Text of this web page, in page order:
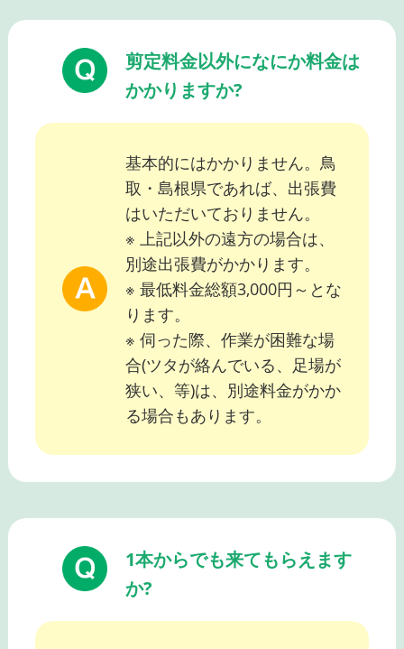
剪定料金以外になにか料金は
かかりますか?
基本的にはかかりません。鳥
取・島根県であれば、出張費
はいただいておりません。
※ 上記以外の遠方の場合は、
別途出張費がかかります。
※ 最低料金総額3,000円～とな
ります。
※ 伺った際、作業が困難な場
合(ツタが絡んでいる、足場が
狭い、等)は、別途料金がかか
る場合もあります。
1本からでも来てもらえます
か?